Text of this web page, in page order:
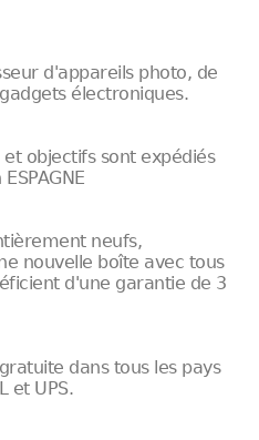
d'appareils photo, de
électroniques.
objectifs sont expédiés
neufs,
nouvelle boîte avec tous
d'une garantie de 3
dans tous les pays
et UPS.